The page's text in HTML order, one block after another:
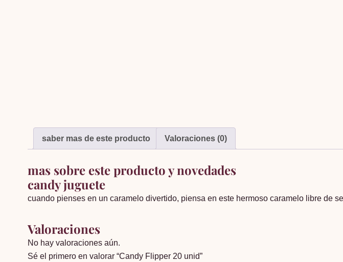
saber mas de este producto Valoraciones (0)
mas sobre este producto y novedades
candy juguete
cuando pienses en un caramelo divertido, piensa en este hermoso caramelo libre de
Valoraciones
No hay valoraciones aún.
Sé el primero en valorar “Candy Flipper 20 unid”